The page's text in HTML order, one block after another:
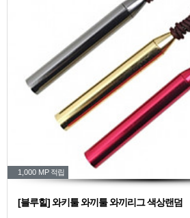
1,000 MP 적립
[블루힐] 와키툴 와끼툴 와끼리그 색상랜덤